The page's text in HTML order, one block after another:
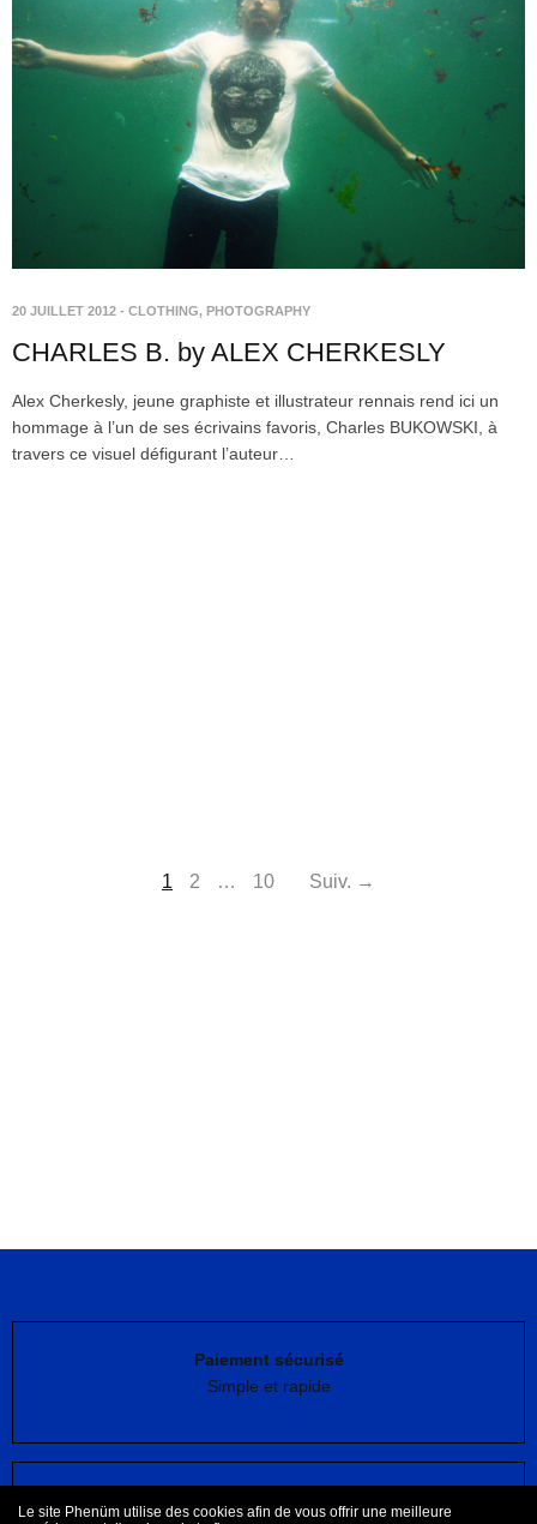
20 JUILLET 2012 - CLOTHING, PHOTOGRAPHY
CHARLES B. by ALEX CHERKESLY
Alex Cherkesly, jeune graphiste et illustrateur rennais rend ici un
hommage à l’un de ses écrivains favoris, Charles BUKOWSKI, à
travers ce visuel défigurant l’auteur…
1 2 … 10 Suiv. →
Paiement sécurisé
Simple et rapide
Le site Phenüm utilise des cookies afin de vous offrir une meilleure